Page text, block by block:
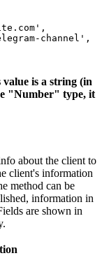
channel',
is a string (in
"Number" type, it
about the client to
client's information
method can be
information in
are shown in